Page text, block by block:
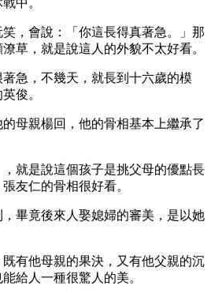
，會說：「你這長得真著急。」那
草，就是說這人的外貌不太好看。
急，不幾天，就長到十六歲的模
俊。
母親楊回，他的骨相基本上繼承了
就是說這個孩子是挑父母的優點長
友仁的骨相很好看。
，畢竟後來人娶媳婦的審美，是以她
有他母親的果決，又有他父親的沉
給人一種很驚人的美。